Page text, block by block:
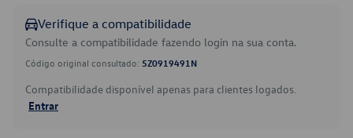
Verifique a compatibilidade
Consulte a compatibilidade fazendo login na sua conta.
Código original consultado: 5Z0919491N
Compatibilidade disponível apenas para clientes logados.
Entrar